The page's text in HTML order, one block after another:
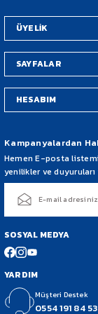
Bu ürüne
ÜYELİK
SAYFALAR
HESABIM
Kampanyalardan
Hemen E-posta
yenilikler ve
SOSYAL MEDYA
YARDIM
Müşteri Destek
0554 191 84 53